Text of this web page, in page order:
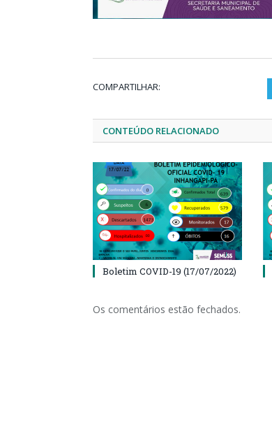
COMPARTILHAR:
CONTEÚDO RELACIONADO
Boletim COVID-19 (17/07/2022)
Os comentários estão fechados.